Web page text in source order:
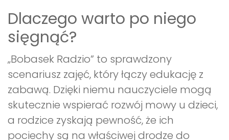
Dlaczego warto po niego
sięgnąć?
„Bobasek Radzio” to sprawdzony
scenariusz zajęć, który łączy edukację z
zabawą. Dzięki niemu nauczyciele mogą
skutecznie wspierać rozwój mowy u dzieci,
a rodzice zyskają pewność, że ich
pociechy są na właściwej drodze do